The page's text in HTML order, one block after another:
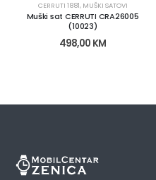
CERRUTI 1881, MUŠKI SATOVI
Muški sat CERRUTI CRA26005
(10023)
498,00 KM